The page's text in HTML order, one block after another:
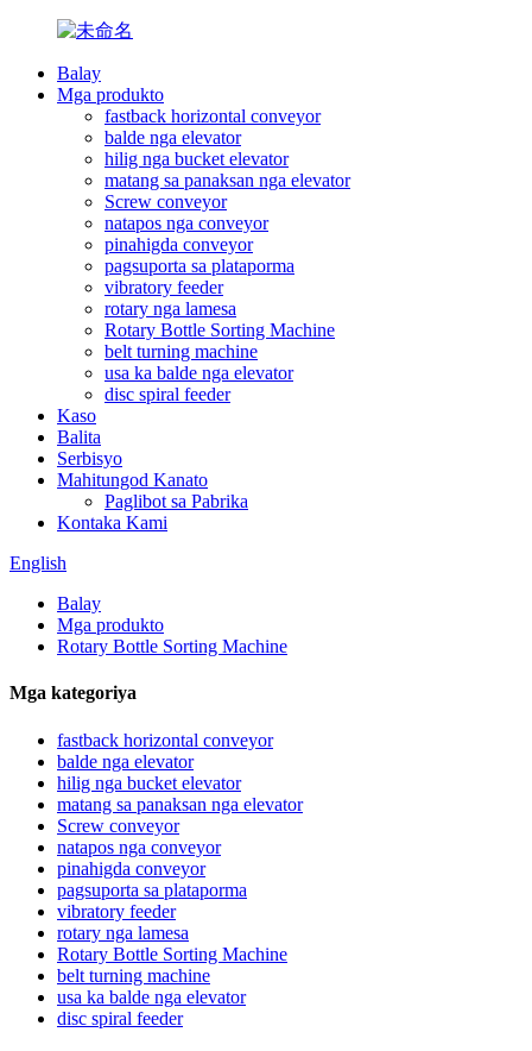
Balay
Mga produkto
fastback horizontal conveyor
balde nga elevator
hilig nga bucket elevator
matang sa panaksan nga elevator
Screw conveyor
natapos nga conveyor
pinahigda conveyor
pagsuporta sa plataporma
vibratory feeder
rotary nga lamesa
Rotary Bottle Sorting Machine
belt turning machine
usa ka balde nga elevator
disc spiral feeder
Kaso
Balita
Serbisyo
Mahitungod Kanato
Paglibot sa Pabrika
Kontaka Kami
English
Balay
Mga produkto
Rotary Bottle Sorting Machine
Mga kategoriya
fastback horizontal conveyor
balde nga elevator
hilig nga bucket elevator
matang sa panaksan nga elevator
Screw conveyor
natapos nga conveyor
pinahigda conveyor
pagsuporta sa plataporma
vibratory feeder
rotary nga lamesa
Rotary Bottle Sorting Machine
belt turning machine
usa ka balde nga elevator
disc spiral feeder